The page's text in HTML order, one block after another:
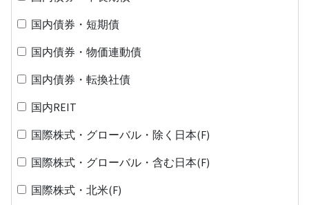
国内債券・短期債
国内債券・物価連動債
国内債券・転換社債
国内REIT
国際株式・グローバル・除く日本(F)
国際株式・グローバル・含む日本(F)
国際株式・北米(F)